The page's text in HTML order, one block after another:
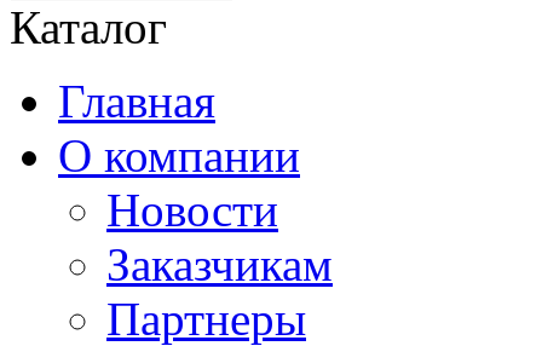
Каталог
Главная
О компании
Новости
Заказчикам
Партнеры